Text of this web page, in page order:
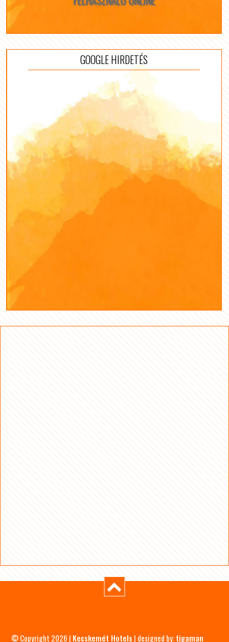
GOOGLE HIRDETÉS
© Copyright 2026 | Kecskemét Hotels | designed by:tigaman